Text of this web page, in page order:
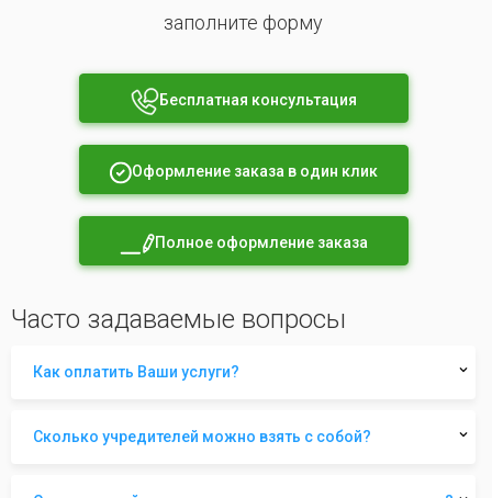
заполните форму
Бесплатная консультация
Оформление заказа в один клик
Полное оформление заказа
Часто задаваемые вопросы
Как оплатить Ваши услуги?
Сколько учредителей можно взять с собой?